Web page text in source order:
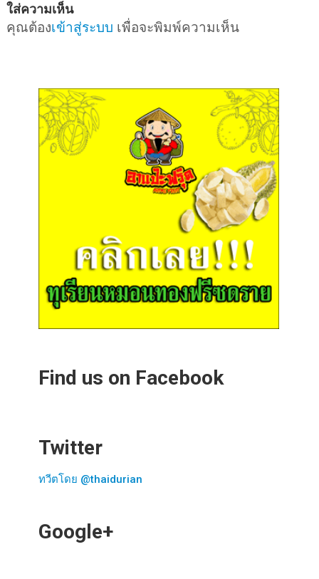
ใส่ความเห็น
คุณต้องเข้าสู่ระบบ เพื่อจะพิมพ์ความเห็น
Find us on Facebook
Twitter
ทวีตโดย @thaidurian
Google+